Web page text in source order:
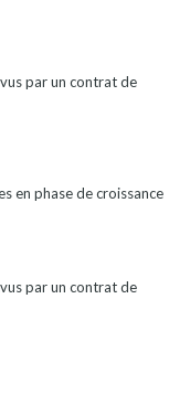
par un contrat de
en phase de croissance
par un contrat de